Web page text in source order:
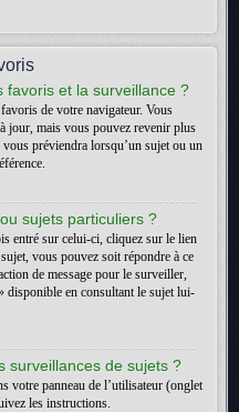
favoris et la surveillance ?
de votre navigateur. Vous
jour, mais vous pouvez revenir plus
préviendra lorsqu’un sujet ou un
sujets particuliers ?
entré sur celui-ci, cliquez sur le lien
vous pouvez soit répondre à ce
de message pour le surveiller,
disponible en consultant le sujet lui-
surveillances de sujets ?
votre panneau de l’utilisateur (onglet
les instructions.